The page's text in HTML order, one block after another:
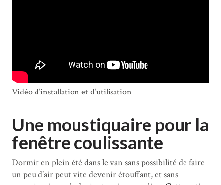
Vidéo d’installation et d’utilisation
Une moustiquaire pour la
fenêtre coulissante
Dormir en plein été dans le van sans possibilité de faire
un peu d’air peut vite devenir étouffant, et sans